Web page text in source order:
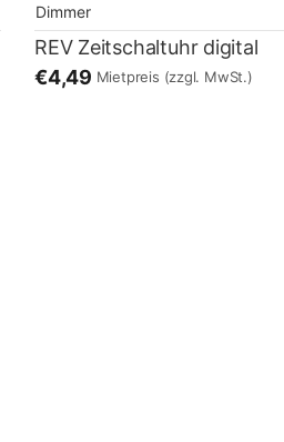
Dimmer
REV Zeitschaltuhr digital
€4,49 Mietpreis (zzgl. MwSt.)